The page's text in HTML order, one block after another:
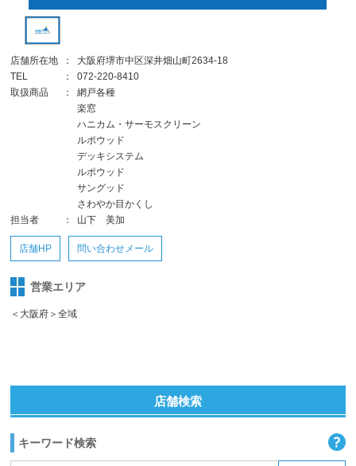
店舗所在地 ：
大阪府堺市中区深井畑山町2634-18
TEL
：
072-220-8410
取扱商品
：
網戸各種
楽窓
ハニカム・サーモスクリーン
ルポウッド
デッキシステム
ルポウッド
サングッド
さわやか目かくし
担当者
： 山下 美加
店舗HP 問い合わせメール
営業エリア
＜大阪府＞全域
店舗検索
キーワード検索